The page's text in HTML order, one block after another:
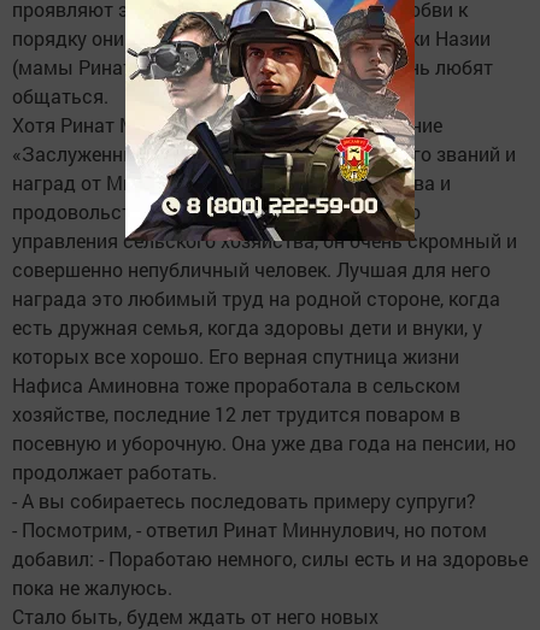
проявляют эту инициативу. Трудолюбию, любви к
порядку они учатся и у 87-летней прабабушки Назии
(мамы Рината Миннуловича) с которой очень любят
общаться.
Хотя Ринат Миннулович имеет высокое звание
«Заслуженный механизатор РТ», у него много званий и
наград от Министерства сельского хозяйства и
продовольствия РТ, агрофирмы и районного
управления сельского хозяйства, он очень скромный и
совершенно непубличный человек. Лучшая для него
награда это любимый труд на родной стороне, когда
есть дружная семья, когда здоровы дети и внуки, у
которых все хорошо. Его верная спутница жизни
Нафиса Аминовна тоже проработала в сельском
хозяйстве, последние 12 лет трудится поваром в
посевную и уборочную. Она уже два года на пенсии, но
продолжает работать.
- А вы собираетесь последовать примеру супруги?
- Посмотрим, - ответил Ринат Миннулович, но потом
добавил: - Поработаю немного, силы есть и на здоровье
пока не жалуюсь.
Стало быть, будем ждать от него новых